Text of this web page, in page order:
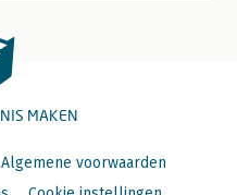
MAKEN
Algemene voorwaarden